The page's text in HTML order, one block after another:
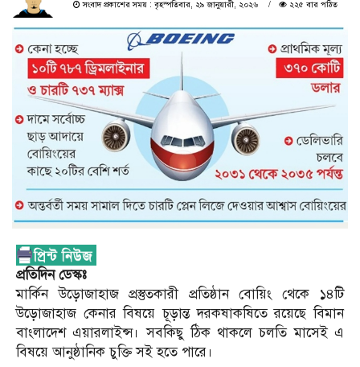
সংবাদ প্রকাশের সময় : বৃহস্পতিবার, ২৯ জানুয়ারী, ২০২৬
২২৫ বার পঠিত
প্রতিদিন ডেস্কঃ
মার্কিন উড়োজাহাজ প্রস্তুতকারী প্রতিষ্ঠান বোয়িং থেকে ১৪টি
উড়োজাহাজ কেনার বিষয়ে চূড়ান্ত দরকষাকষিতে রয়েছে বিমান
বাংলাদেশ এয়ারলাইন্স। সবকিছু ঠিক থাকলে চলতি মাসেই এ
বিষয়ে আনুষ্ঠানিক চুক্তি সই হতে পারে।